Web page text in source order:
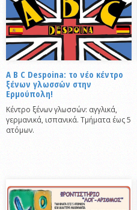
A B C Despoina: το νέο κέντρο
ξένων γλωσσών στην
Ερμούπολη!
Κέντρο ξένων γλωσσών: αγγλικά,
γερμανικά, ισπανικά. Τμήματα έως 5
ατόμων.